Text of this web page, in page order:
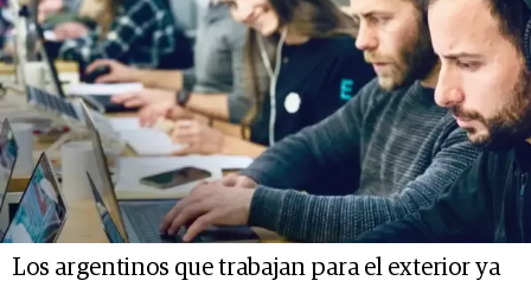
Los argentinos que trabajan para el exterior ya